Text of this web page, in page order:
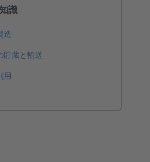
識
造
貯蔵と輸送
用